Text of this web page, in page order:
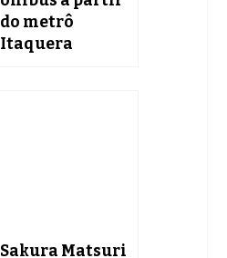
do metrô
Itaquera
Sakura Matsuri